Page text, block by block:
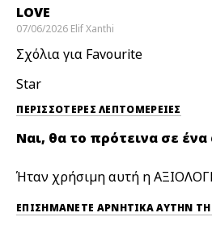
LOVE
07/06/2026 ElifXanthi
Σχόλια για Favourite
Star
ΠΕΡΙΣΣΌΤΕΡΕΣ ΛΕΠΤΟΜΈΡΕΙΕΣ
Ναι, θα το πρότεινα σε ένα
Ήταν χρήσιμη αυτή η
ΕΠΙΣΗΜΆΝΕΤΕ